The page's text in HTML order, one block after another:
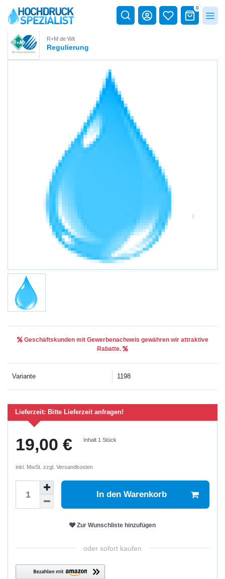
0
R+M de Wit
Regulierung
Geschäftskunden mit Gewerbenachweis gewähren wir attraktive
Rabatte.
Variante 1198
Lieferzeit: Bitte Lieferzeit anfragen!
19,00 € Inhalt 1Stück
inkl. MwSt. zzgl. Versandkosten
In den Warenkorb
Zur Wunschliste hinzufügen
oder sofort kaufen